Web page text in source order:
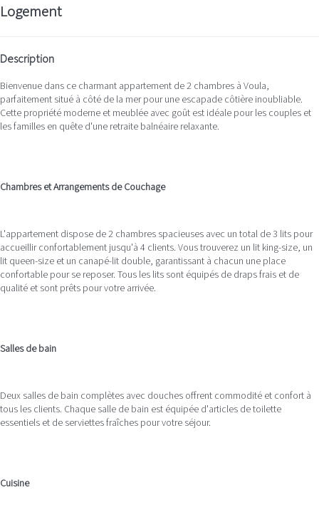
Logement
Description
Bienvenue dans ce charmant appartement de 2 chambres à Voula,
parfaitement situé à côté de la mer pour une escapade côtière inoubliable.
Cette propriété moderne et meublée avec goût est idéale pour les couples et
les familles en quête d'une retraite balnéaire relaxante.
Chambres et Arrangements de Couchage
L'appartement dispose de 2 chambres spacieuses avec un total de 3 lits pour
accueillir confortablement jusqu'à 4 clients. Vous trouverez un lit king-size, un
lit queen-size et un canapé-lit double, garantissant à chacun une place
confortable pour se reposer. Tous les lits sont équipés de draps frais et de
qualité et sont prêts pour votre arrivée.
Salles de bain
Deux salles de bain complètes avec douches offrent commodité et confort à
tous les clients. Chaque salle de bain est équipée d'articles de toilette
essentiels et de serviettes fraîches pour votre séjour.
Cuisine